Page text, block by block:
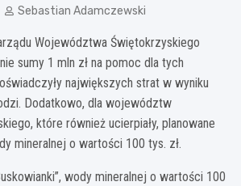
Sebastian Adamczewski
Województwa Świętokrzyskiego
sumy 1 mln zł na pomoc dla tych
największych strat w wyniku
Dodatkowo, dla województw
które również ucierpiały, planowane
mineralnej o wartości 100 tys. zł.
wody mineralnej o wartości 100